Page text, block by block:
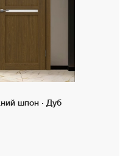
шпон · Дуб